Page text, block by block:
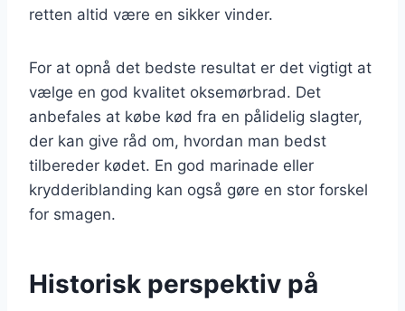
retten altid være en sikker vinder.
For at opnå det bedste resultat er det vigtigt at
vælge en god kvalitet oksemørbrad. Det
anbefales at købe kød fra en pålidelig slagter,
der kan give råd om, hvordan man bedst
tilbereder kødet. En god marinade eller
krydderiblanding kan også gøre en stor forskel
for smagen.
Historisk perspektiv på